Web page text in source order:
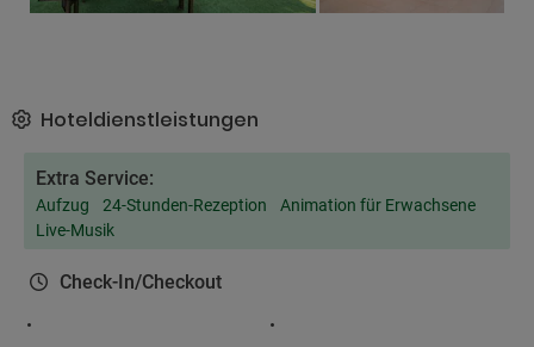
Hoteldienstleistungen
Extra Service:
Aufzug 24-Stunden-Rezeption
Animation für Erwachsene
Live-Musik
Check-In/Checkout